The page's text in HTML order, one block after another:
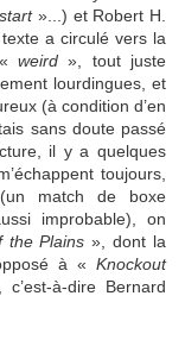
»...) et Robert H.
a circulé vers la
«weird», tout juste
lourdingues, et
(à condition d’en
sans doute passé
il y a quelques
toujours,
match de boxe
improbable), on
the Plains », dont la
à « Knockout
c’est-à-dire Bernard